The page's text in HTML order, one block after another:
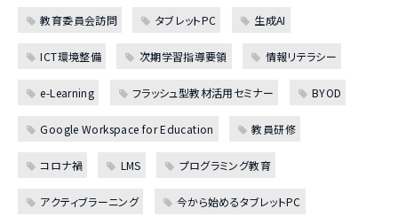
教育委員会訪問 タブレットPC 生成AI
ICT環境整備 次期学習指導要領 情報リテラシー
e-Learning フラッシュ型教材活用セミナー BYOD
Google Workspace for Education 教員研修
コロナ禍 LMS プログラミング教育
アクティブラーニング 今から始めるタブレットPC